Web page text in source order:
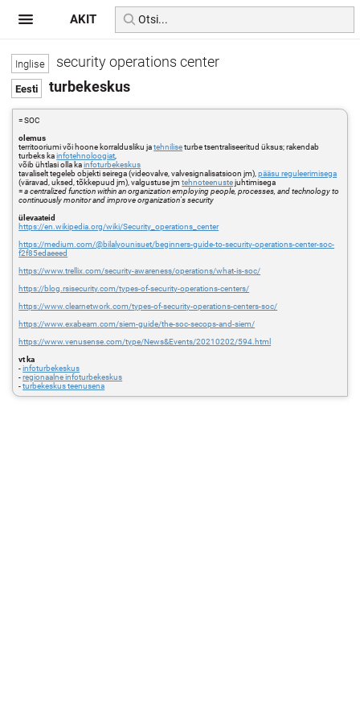
security operations center
turbekeskus
= SOC
olemus
territooriumi või hoone korraldusliku jatehniliseturbe tsentraliseeritud üksus; rakendab
turbeks kainfotehnoloogiat
võib ühtlasi olla kainfoturbekeskus
tavaliselt tegeleb objekti seirega (videovalve, valvesignalisatsioon jm),pääsu reguleerimisega
(väravad, uksed, tõkkepuud jm), valgustuse jmtehnoteenustejuhtimisega
=a centralized function within an organization employing people, processes, and technology to
continuously monitor and improve organization's security
ülevaateid
https://en.wikipedia.org/wiki/Security_operations_center
https://medium.com/@bilalyounisuet/beginners-guide-to-security-operations-center-soc-
f2f85edaeeed
https://www.trellix.com/security-awareness/operations/what-is-soc/
https://blog.rsisecurity.com/types-of-security-operations-centers/
https://www.clearnetwork.com/types-of-security-operations-centers-soc/
https://www.exabeam.com/siem-guide/the-soc-secops-and-siem/
https://www.venusense.com/type/News&Events/20210202/594.html
vt ka
-infoturbekeskus
-regionaalne infoturbekeskus
-turbekeskus teenusena
AKIT